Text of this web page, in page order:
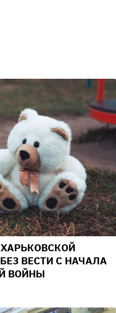
ВЕСТИ С НАЧАЛА
ВОЙНЫ